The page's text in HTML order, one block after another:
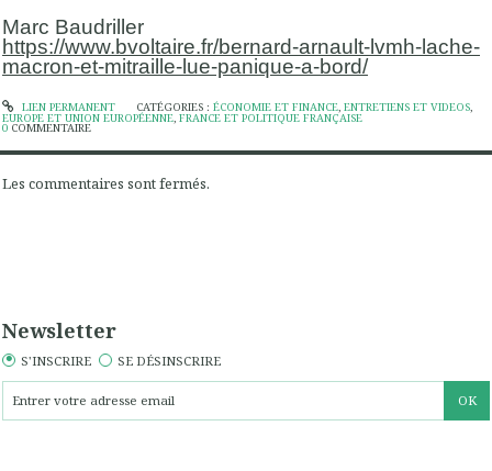
Marc Baudriller
https://www.bvoltaire.fr/bernard-arnault-lvmh-lache-
macron-et-mitraille-lue-panique-a-bord/
LIEN PERMANENT CATÉGORIES : ÉCONOMIE ET FINANCE, ENTRETIENS ET VIDEOS,
EUROPE ET UNION EUROPÉENNE, FRANCE ET POLITIQUE FRANÇAISE
0 COMMENTAIRE
Les commentaires sont fermés.
Newsletter
S'INSCRIRE SE DÉSINSCRIRE